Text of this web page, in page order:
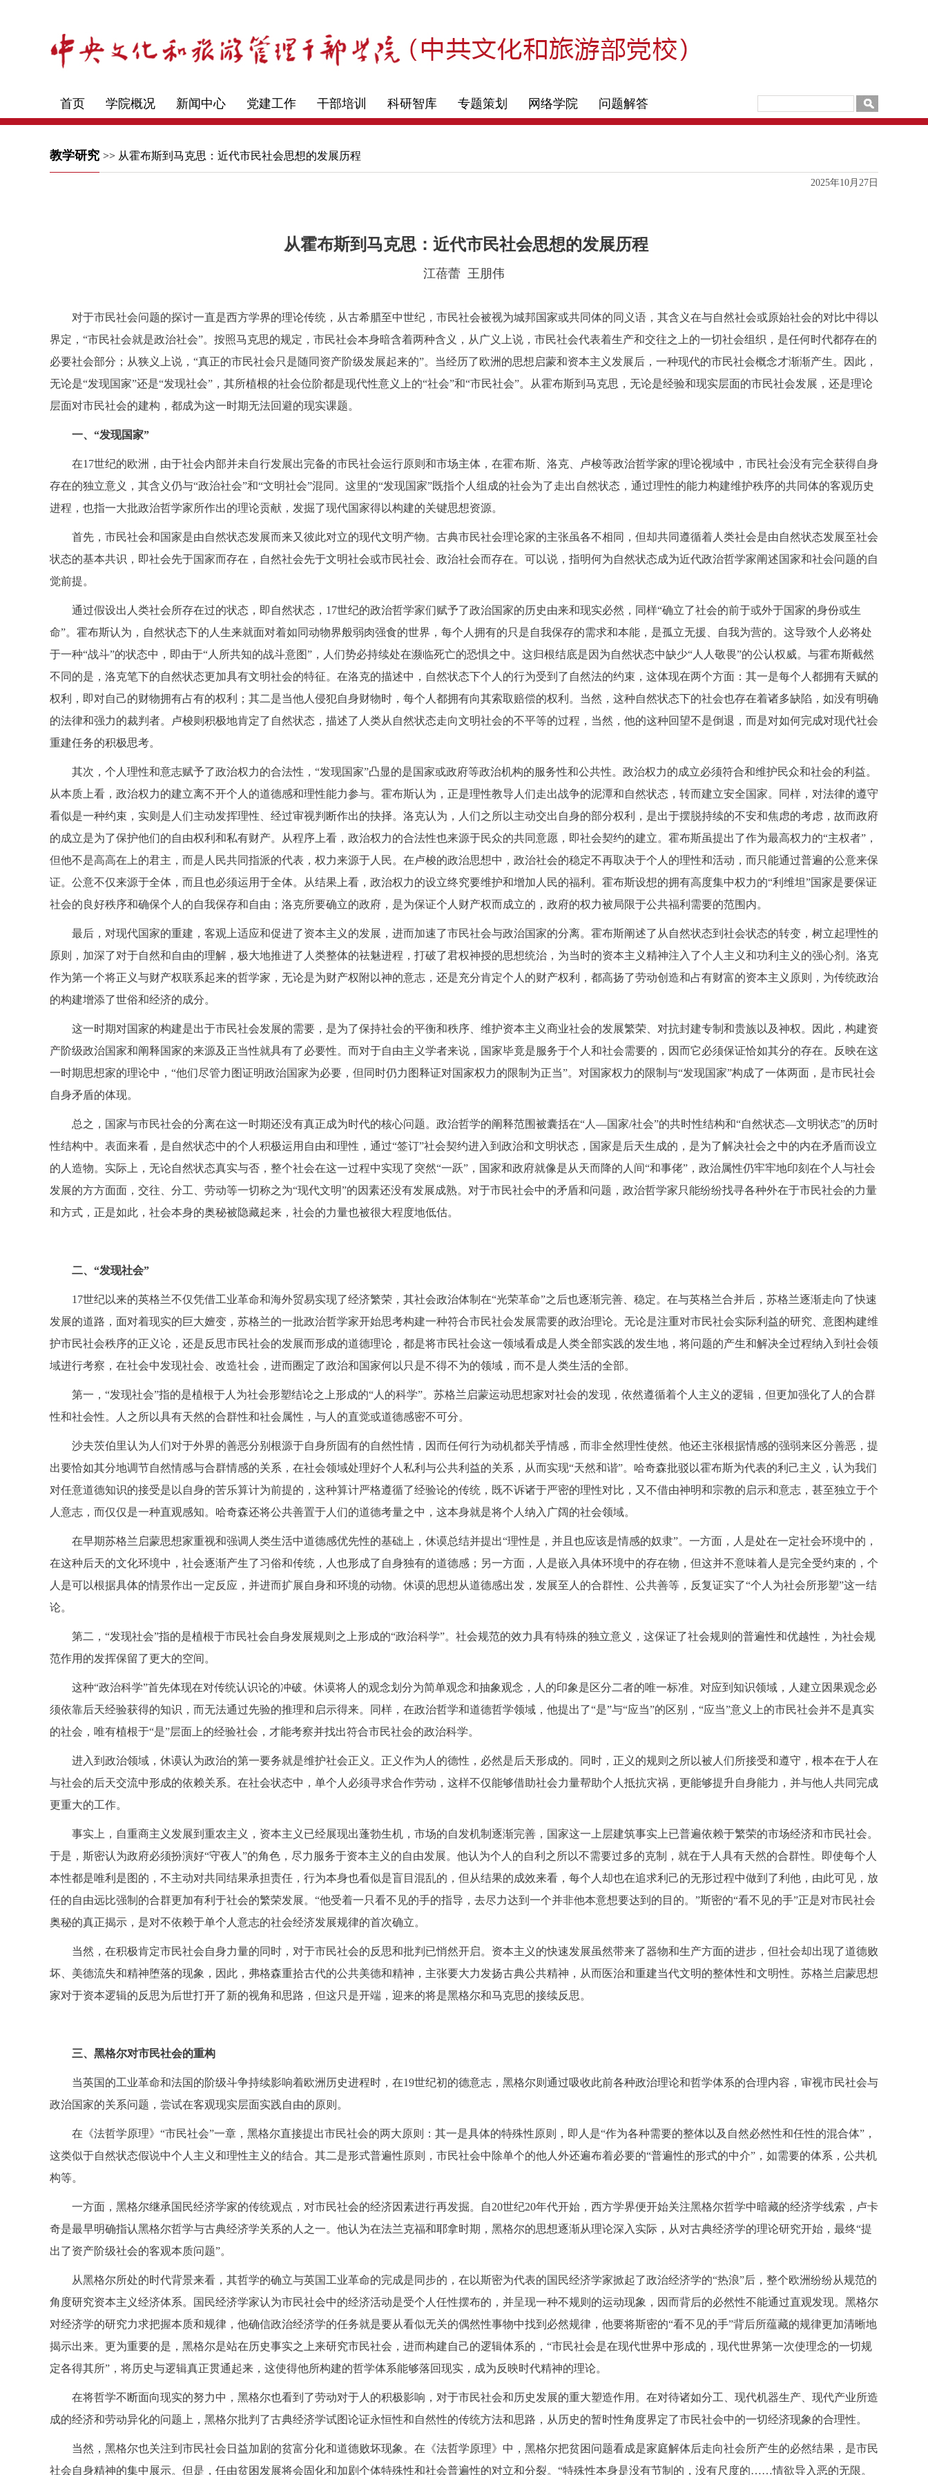
首页 学院概况 新闻中心 党建工作 干部培训 科研智库 专题策划 网络学院 问题解答
教学研究 >> 从霍布斯到马克思：近代市民社会思想的发展历程
2025年10月27日
从霍布斯到马克思：近代市民社会思想的发展历程
江蓓蕾 王朋伟
对于市民社会问题的探讨一直是西方学界的理论传统，从古希腊至中世纪，市民社会被视为城邦国家或共同体的同义语，其含义在与自然社会或原始社会的对比中得以
界定，“市民社会就是政治社会”。按照马克思的规定，市民社会本身暗含着两种含义，从广义上说，市民社会代表着生产和交往之上的一切社会组织，是任何时代都存在的
必要社会部分；从狭义上说，“真正的市民社会只是随同资产阶级发展起来的”。当经历了欧洲的思想启蒙和资本主义发展后，一种现代的市民社会概念才渐渐产生。因此，
无论是“发现国家”还是“发现社会”，其所植根的社会位阶都是现代性意义上的“社会”和“市民社会”。从霍布斯到马克思，无论是经验和现实层面的市民社会发展，还是理论
层面对市民社会的建构，都成为这一时期无法回避的现实课题。
一、“发现国家”
在17世纪的欧洲，由于社会内部并未自行发展出完备的市民社会运行原则和市场主体，在霍布斯、洛克、卢梭等政治哲学家的理论视域中，市民社会没有完全获得自身
存在的独立意义，其含义仍与“政治社会”和“文明社会”混同。这里的“发现国家”既指个人组成的社会为了走出自然状态，通过理性的能力构建维护秩序的共同体的客观历史
进程，也指一大批政治哲学家所作出的理论贡献，发掘了现代国家得以构建的关键思想资源。
首先，市民社会和国家是由自然状态发展而来又彼此对立的现代文明产物。古典市民社会理论家的主张虽各不相同，但却共同遵循着人类社会是由自然状态发展至社会
状态的基本共识，即社会先于国家而存在，自然社会先于文明社会或市民社会、政治社会而存在。可以说，指明何为自然状态成为近代政治哲学家阐述国家和社会问题的自
觉前提。
通过假设出人类社会所存在过的状态，即自然状态，17世纪的政治哲学家们赋予了政治国家的历史由来和现实必然，同样“确立了社会的前于或外于国家的身份或生
命”。霍布斯认为，自然状态下的人生来就面对着如同动物界般弱肉强食的世界，每个人拥有的只是自我保存的需求和本能，是孤立无援、自我为营的。这导致个人必将处
于一种“战斗”的状态中，即由于“人所共知的战斗意图”，人们势必持续处在濒临死亡的恐惧之中。这归根结底是因为自然状态中缺少“人人敬畏”的公认权威。与霍布斯截然
不同的是，洛克笔下的自然状态更加具有文明社会的特征。在洛克的描述中，自然状态下个人的行为受到了自然法的约束，这体现在两个方面：其一是每个人都拥有天赋的
权利，即对自己的财物拥有占有的权利；其二是当他人侵犯自身财物时，每个人都拥有向其索取赔偿的权利。当然，这种自然状态下的社会也存在着诸多缺陷，如没有明确
的法律和强力的裁判者。卢梭则积极地肯定了自然状态，描述了人类从自然状态走向文明社会的不平等的过程，当然，他的这种回望不是倒退，而是对如何完成对现代社会
重建任务的积极思考。
其次，个人理性和意志赋予了政治权力的合法性，“发现国家”凸显的是国家或政府等政治机构的服务性和公共性。政治权力的成立必须符合和维护民众和社会的利益。
从本质上看，政治权力的建立离不开个人的道德感和理性能力参与。霍布斯认为，正是理性教导人们走出战争的泥潭和自然状态，转而建立安全国家。同样，对法律的遵守
看似是一种约束，实则是人们主动发挥理性、经过审视判断作出的抉择。洛克认为，人们之所以主动交出自身的部分权利，是出于摆脱持续的不安和焦虑的考虑，故而政府
的成立是为了保护他们的自由权利和私有财产。从程序上看，政治权力的合法性也来源于民众的共同意愿，即社会契约的建立。霍布斯虽提出了作为最高权力的“主权者”，
但他不是高高在上的君主，而是人民共同指派的代表，权力来源于人民。在卢梭的政治思想中，政治社会的稳定不再取决于个人的理性和活动，而只能通过普遍的公意来保
证。公意不仅来源于全体，而且也必须运用于全体。从结果上看，政治权力的设立终究要维护和增加人民的福利。霍布斯设想的拥有高度集中权力的“利维坦”国家是要保证
社会的良好秩序和确保个人的自我保存和自由；洛克所要确立的政府，是为保证个人财产权而成立的，政府的权力被局限于公共福利需要的范围内。
最后，对现代国家的重建，客观上适应和促进了资本主义的发展，进而加速了市民社会与政治国家的分离。霍布斯阐述了从自然状态到社会状态的转变，树立起理性的
原则，加深了对于自然和自由的理解，极大地推进了人类整体的祛魅进程，打破了君权神授的思想统治，为当时的资本主义精神注入了个人主义和功利主义的强心剂。洛克
作为第一个将正义与财产权联系起来的哲学家，无论是为财产权附以神的意志，还是充分肯定个人的财产权利，都高扬了劳动创造和占有财富的资本主义原则，为传统政治
的构建增添了世俗和经济的成分。
这一时期对国家的构建是出于市民社会发展的需要，是为了保持社会的平衡和秩序、维护资本主义商业社会的发展繁荣、对抗封建专制和贵族以及神权。因此，构建资
产阶级政治国家和阐释国家的来源及正当性就具有了必要性。而对于自由主义学者来说，国家毕竟是服务于个人和社会需要的，因而它必须保证恰如其分的存在。反映在这
一时期思想家的理论中，“他们尽管力图证明政治国家为必要，但同时仍力图释证对国家权力的限制为正当”。对国家权力的限制与“发现国家”构成了一体两面，是市民社会
自身矛盾的体现。
总之，国家与市民社会的分离在这一时期还没有真正成为时代的核心问题。政治哲学的阐释范围被囊括在“人—国家/社会”的共时性结构和“自然状态—文明状态”的历时
性结构中。表面来看，是自然状态中的个人积极运用自由和理性，通过“签订”社会契约进入到政治和文明状态，国家是后天生成的，是为了解决社会之中的内在矛盾而设立
的人造物。实际上，无论自然状态真实与否，整个社会在这一过程中实现了突然“一跃”，国家和政府就像是从天而降的人间“和事佬”，政治属性仍牢牢地印刻在个人与社会
发展的方方面面，交往、分工、劳动等一切称之为“现代文明”的因素还没有发展成熟。对于市民社会中的矛盾和问题，政治哲学家只能纷纷找寻各种外在于市民社会的力量
和方式，正是如此，社会本身的奥秘被隐藏起来，社会的力量也被很大程度地低估。
二、“发现社会”
17世纪以来的英格兰不仅凭借工业革命和海外贸易实现了经济繁荣，其社会政治体制在“光荣革命”之后也逐渐完善、稳定。在与英格兰合并后，苏格兰逐渐走向了快速
发展的道路，面对着现实的巨大嬗变，苏格兰的一批政治哲学家开始思考构建一种符合市民社会发展需要的政治理论。无论是注重对市民社会实际利益的研究、意图构建维
护市民社会秩序的正义论，还是反思市民社会的发展而形成的道德理论，都是将市民社会这一领域看成是人类全部实践的发生地，将问题的产生和解决全过程纳入到社会领
域进行考察，在社会中发现社会、改造社会，进而圈定了政治和国家何以只是不得不为的领域，而不是人类生活的全部。
第一，“发现社会”指的是植根于人为社会形塑结论之上形成的“人的科学”。苏格兰启蒙运动思想家对社会的发现，依然遵循着个人主义的逻辑，但更加强化了人的合群
性和社会性。人之所以具有天然的合群性和社会属性，与人的直觉或道德感密不可分。
沙夫茨伯里认为人们对于外界的善恶分别根源于自身所固有的自然性情，因而任何行为动机都关乎情感，而非全然理性使然。他还主张根据情感的强弱来区分善恶，提
出要恰如其分地调节自然情感与合群情感的关系，在社会领域处理好个人私利与公共利益的关系，从而实现“天然和谐”。哈奇森批驳以霍布斯为代表的利己主义，认为我们
对任意道德知识的接受是以自身的苦乐算计为前提的，这种算计严格遵循了经验论的传统，既不诉诸于严密的理性对比，又不借由神明和宗教的启示和意志，甚至独立于个
人意志，而仅仅是一种直观感知。哈奇森还将公共善置于人们的道德考量之中，这本身就是将个人纳入广阔的社会领域。
在早期苏格兰启蒙思想家重视和强调人类生活中道德感优先性的基础上，休谟总结并提出“理性是，并且也应该是情感的奴隶”。一方面，人是处在一定社会环境中的，
在这种后天的文化环境中，社会逐渐产生了习俗和传统，人也形成了自身独有的道德感；另一方面，人是嵌入具体环境中的存在物，但这并不意味着人是完全受约束的，个
人是可以根据具体的情景作出一定反应，并进而扩展自身和环境的动物。休谟的思想从道德感出发，发展至人的合群性、公共善等，反复证实了“个人为社会所形塑”这一结
论。
第二，“发现社会”指的是植根于市民社会自身发展规则之上形成的“政治科学”。社会规范的效力具有特殊的独立意义，这保证了社会规则的普遍性和优越性，为社会规
范作用的发挥保留了更大的空间。
这种“政治科学”首先体现在对传统认识论的冲破。休谟将人的观念划分为简单观念和抽象观念，人的印象是区分二者的唯一标准。对应到知识领域，人建立因果观念必
须依靠后天经验获得的知识，而无法通过先验的推理和启示得来。同样，在政治哲学和道德哲学领域，他提出了“是”与“应当”的区别，“应当”意义上的市民社会并不是真实
的社会，唯有植根于“是”层面上的经验社会，才能考察并找出符合市民社会的政治科学。
进入到政治领域，休谟认为政治的第一要务就是维护社会正义。正义作为人的德性，必然是后天形成的。同时，正义的规则之所以被人们所接受和遵守，根本在于人在
与社会的后天交流中形成的依赖关系。在社会状态中，单个人必须寻求合作劳动，这样不仅能够借助社会力量帮助个人抵抗灾祸，更能够提升自身能力，并与他人共同完成
更重大的工作。
事实上，自重商主义发展到重农主义，资本主义已经展现出蓬勃生机，市场的自发机制逐渐完善，国家这一上层建筑事实上已普遍依赖于繁荣的市场经济和市民社会。
于是，斯密认为政府必须扮演好“守夜人”的角色，尽力服务于资本主义的自由发展。他认为个人的自利之所以不需要过多的克制，就在于人具有天然的合群性。即使每个人
本性都是唯利是图的，不主动对共同结果承担责任，行为本身也看似是盲目混乱的，但从结果的成效来看，每个人却也在追求利己的无形过程中做到了利他，由此可见，放
任的自由远比强制的合群更加有利于社会的繁荣发展。“他受着一只看不见的手的指导，去尽力达到一个并非他本意想要达到的目的。”斯密的“看不见的手”正是对市民社会
奥秘的真正揭示，是对不依赖于单个人意志的社会经济发展规律的首次确立。
当然，在积极肯定市民社会自身力量的同时，对于市民社会的反思和批判已悄然开启。资本主义的快速发展虽然带来了器物和生产方面的进步，但社会却出现了道德败
坏、美德流失和精神堕落的现象，因此，弗格森重拾古代的公共美德和精神，主张要大力发扬古典公共精神，从而医治和重建当代文明的整体性和文明性。苏格兰启蒙思想
家对于资本逻辑的反思为后世打开了新的视角和思路，但这只是开端，迎来的将是黑格尔和马克思的接续反思。
三、黑格尔对市民社会的重构
当英国的工业革命和法国的阶级斗争持续影响着欧洲历史进程时，在19世纪初的德意志，黑格尔则通过吸收此前各种政治理论和哲学体系的合理内容，审视市民社会与
政治国家的关系问题，尝试在客观现实层面实践自由的原则。
在《法哲学原理》“市民社会”一章，黑格尔直接提出市民社会的两大原则：其一是具体的特殊性原则，即人是“作为各种需要的整体以及自然必然性和任性的混合体”，
这类似于自然状态假说中个人主义和理性主义的结合。其二是形式普遍性原则，市民社会中除单个的他人外还遍布着必要的“普遍性的形式的中介”，如需要的体系，公共机
构等。
一方面，黑格尔继承国民经济学家的传统观点，对市民社会的经济因素进行再发掘。自20世纪20年代开始，西方学界便开始关注黑格尔哲学中暗藏的经济学线索，卢卡
奇是最早明确指认黑格尔哲学与古典经济学关系的人之一。他认为在法兰克福和耶拿时期，黑格尔的思想逐渐从理论深入实际，从对古典经济学的理论研究开始，最终“提
出了资产阶级社会的客观本质问题”。
从黑格尔所处的时代背景来看，其哲学的确立与英国工业革命的完成是同步的，在以斯密为代表的国民经济学家掀起了政治经济学的“热浪”后，整个欧洲纷纷从规范的
角度研究资本主义经济体系。国民经济学家认为市民社会中的经济活动是受个人任性摆布的，并呈现一种不规则的运动现象，因而背后的必然性不能通过直观发现。黑格尔
对经济学的研究力求把握本质和规律，他确信政治经济学的任务就是要从看似无关的偶然性事物中找到必然规律，他要将斯密的“看不见的手”背后所蕴藏的规律更加清晰地
揭示出来。更为重要的是，黑格尔是站在历史事实之上来研究市民社会，进而构建自己的逻辑体系的，“市民社会是在现代世界中形成的，现代世界第一次使理念的一切规
定各得其所”，将历史与逻辑真正贯通起来，这使得他所构建的哲学体系能够落回现实，成为反映时代精神的理论。
在将哲学不断面向现实的努力中，黑格尔也看到了劳动对于人的积极影响，对于市民社会和历史发展的重大塑造作用。在对待诸如分工、现代机器生产、现代产业所造
成的经济和劳动异化的问题上，黑格尔批判了古典经济学试图论证永恒性和自然性的传统方法和思路，从历史的暂时性角度界定了市民社会中的一切经济现象的合理性。
当然，黑格尔也关注到市民社会日益加剧的贫富分化和道德败坏现象。在《法哲学原理》中，黑格尔把贫困问题看成是家庭解体后走向社会所产生的必然结果，是市民
社会自身精神的集中展示。但是，任由贫困发展将会固化和加剧个体特殊性和社会普遍性的对立和分裂。“特殊性本身是没有节制的，没有尺度的……情欲导入恶的无限。